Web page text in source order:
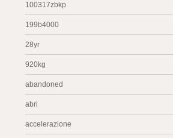
100317zbkp
199b4000
28yr
920kg
abandoned
abri
accelerazione